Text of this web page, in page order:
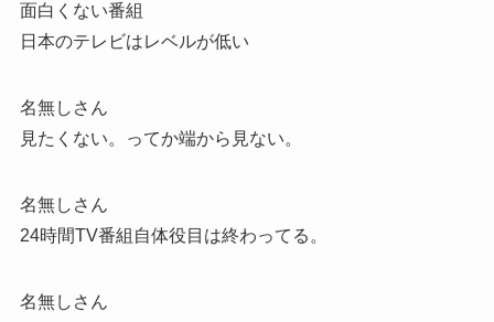
面白くない番組
日本のテレビはレベルが低い
名無しさん
見たくない。ってか端から見ない。
名無しさん
24時間TV番組自体役目は終わってる。
名無しさん